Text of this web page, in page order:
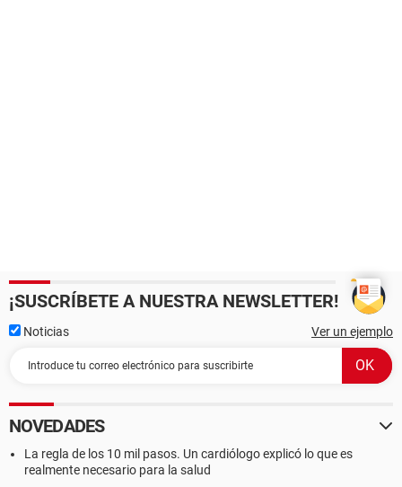
¡SUSCRÍBETE A NUESTRA NEWSLETTER!
Noticias Ver un ejemplo
NOVEDADES
La regla de los 10 mil pasos. Un cardiólogo explicó lo que es
realmente necesario para la salud